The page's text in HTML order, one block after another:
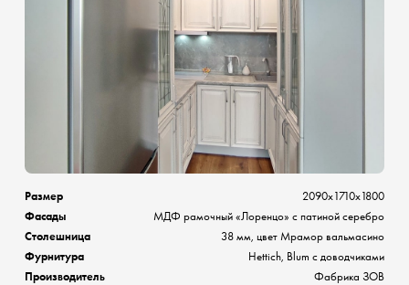
Размер
2090х1710х1800
Фасады
МДФ рамочный «Лоренцо» с патиной серебро
Столешница
38 мм, цвет Мрамор вальмасино
Фурнитура
Hettich, Blum с доводчиками
Производитель
Фабрика ЗОВ